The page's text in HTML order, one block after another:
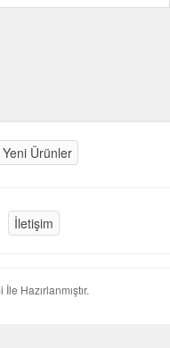
Yeni Ürünler
İletişim
İle Hazırlanmıştır.